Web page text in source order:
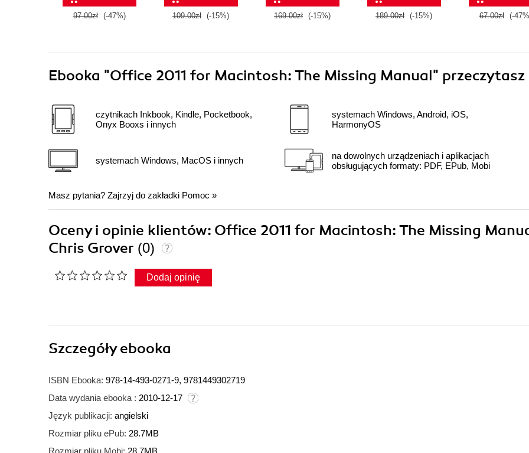
97.00zł (-47%) 109.00zł (-15%) 169.00zł (-15%) 189.00zł (-15%) 67.00zł (-
Ebooka "Office 2011 for Macintosh: The Missing Manual" przeczytasz
czytnikach Inkbook, Kindle, Pocketbook,
Onyx Booxs i innych
systemach Windows, MacOS i innych
systemach Windows, Android, iOS,
HarmonyOS
na dowolnych urządzeniach i aplikacjach
obsługujących formaty: PDF, EPub, Mobi
Masz pytania? Zajrzyj do zakładki Pomoc »
Oceny i opinie klientów: Office 2011 for Macintosh: The Missing
Chris Grover (0)
Dodaj opinię
Szczegółyebooka
ISBN Ebooka: 978-14-493-0271-9, 9781449302719
Data wydania ebooka : 2010-12-17
Język publikacji: angielski
Rozmiar pliku ePub: 28.7MB
Rozmiar pliku Mobi: 28.7MB